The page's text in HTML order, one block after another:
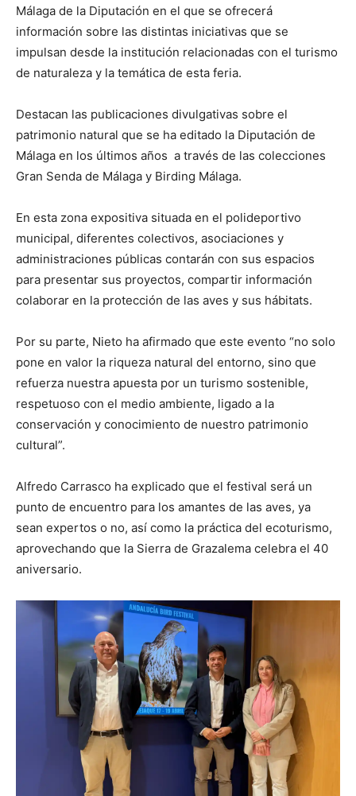
Málaga de la Diputación en el que se ofrecerá
información sobre las distintas iniciativas que se
impulsan desde la institución relacionadas con el turismo
de naturaleza y la temática de esta feria.
Destacan las publicaciones divulgativas sobre el
patrimonio natural que se ha editado la Diputación de
Málaga en los últimos años a través de las colecciones
Gran Senda de Málaga y Birding Málaga.
En esta zona expositiva situada en el polideportivo
municipal, diferentes colectivos, asociaciones y
administraciones públicas contarán con sus espacios
para presentar sus proyectos, compartir información
colaborar en la protección de las aves y sus hábitats.
Por su parte, Nieto ha afirmado que este evento “no solo
pone en valor la riqueza natural del entorno, sino que
refuerza nuestra apuesta por un turismo sostenible,
respetuoso con el medio ambiente, ligado a la
conservación y conocimiento de nuestro patrimonio
cultural”.
Alfredo Carrasco ha explicado que el festival será un
punto de encuentro para los amantes de las aves, ya
sean expertos o no, así como la práctica del ecoturismo,
aprovechando que la Sierra de Grazalema celebra el 40
aniversario.